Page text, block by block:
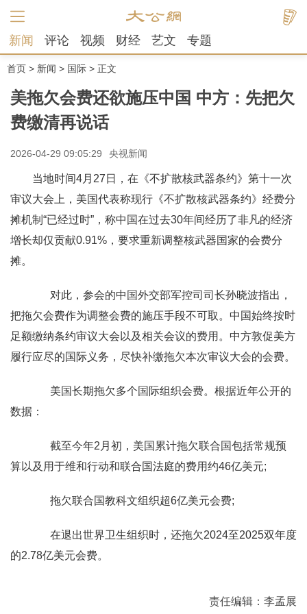
新闻 评论 视频 财经 艺文 专题
首页 > 新闻 > 国际 > 正文
美拖欠会费还欲施压中国 中方：先把欠
费缴清再说话
2026-04-29 09:05:29 央视新闻
当地时间4月27日，在《不扩散核武器条约》第十一次
审议大会上，美国代表称现行《不扩散核武器条约》经费分
摊机制“已经过时”，称中国在过去30年间经历了非凡的经济
增长却仅贡献0.91%，要求重新调整核武器国家的会费分
摊。
对此，参会的中国外交部军控司司长孙晓波指出，
把拖欠会费作为调整会费的施压手段不可取。中国始终按时
足额缴纳条约审议大会以及相关会议的费用。中方敦促美方
履行应尽的国际义务，尽快补缴拖欠本次审议大会的会费。
美国长期拖欠多个国际组织会费。根据近年公开的
数据：
截至今年2月初，美国累计拖欠联合国包括常规预
算以及用于维和行动和联合国法庭的费用约46亿美元;
拖欠联合国教科文组织超6亿美元会费;
在退出世界卫生组织时，还拖欠2024至2025双年度
的2.78亿美元会费。
责任编辑：李孟展